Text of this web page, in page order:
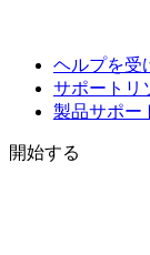
ヘルプを受
サポートリ
製品サポー
開始する